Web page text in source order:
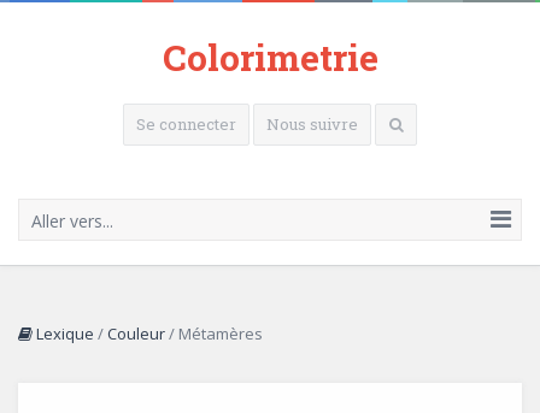
Colorimetrie
Se connecter Nous suivre
Aller vers...
Lexique /Couleur/ Métamères